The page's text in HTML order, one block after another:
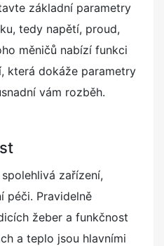
základní parametry
tedy napětí, proud,
měničů nabízí funkci
která dokáže parametry
vám rozběh.
zařízení,
péči. Pravidelně
žeber a funkčnost
a teplo jsou hlavními